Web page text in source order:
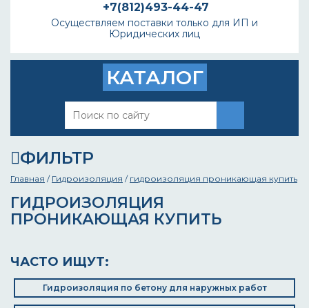
+7(812)493-44-47
Осуществляем поставки только для ИП и
Юридических лиц
КАТАЛОГ
ФИЛЬТР
Главная / Гидроизоляция / гидроизоляция проникающая купить
ГИДРОИЗОЛЯЦИЯ
ПРОНИКАЮЩАЯ КУПИТЬ
ЧАСТО ИЩУТ:
Гидроизоляция по бетону для наружных работ